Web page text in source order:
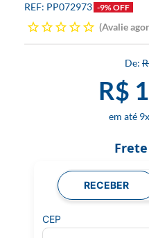
PP072973 -9% OFF
Avalie
R$
9x
RECEBER
CEP